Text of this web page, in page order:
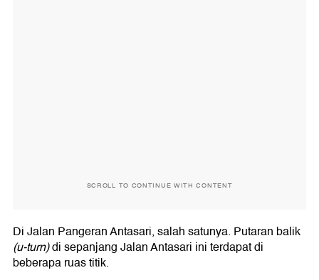
SCROLL TO CONTINUE WITH CONTENT
Di Jalan Pangeran Antasari, salah satunya. Putaran balik
(u-turn)di sepanjang Jalan Antasari ini terdapat di
beberapa ruas titik.